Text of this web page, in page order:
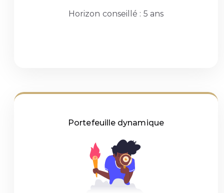
Horizon conseillé : 5 ans
Portefeuille dynamique